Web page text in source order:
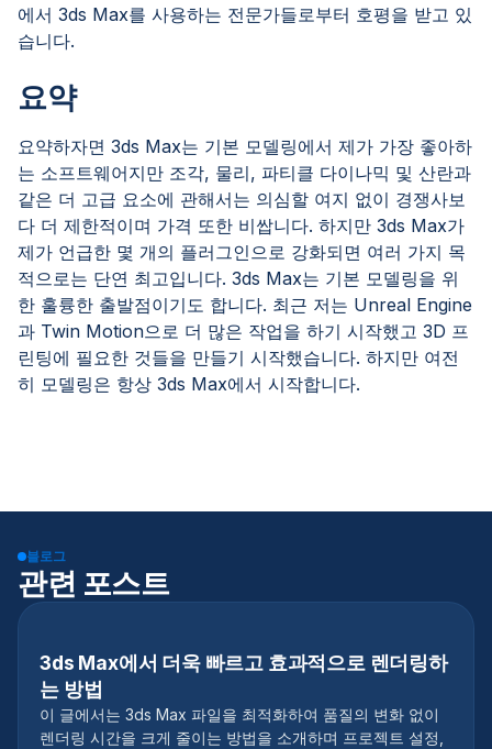
에서 3ds Max를 사용하는 전문가들로부터 호평을 받고 있
습니다.
요약
요약하자면 3ds Max는 기본 모델링에서 제가 가장 좋아하
는 소프트웨어지만 조각, 물리, 파티클 다이나믹 및 산란과
같은 더 고급 요소에 관해서는 의심할 여지 없이 경쟁사보
다 더 제한적이며 가격 또한 비쌉니다. 하지만 3ds Max가
제가 언급한 몇 개의 플러그인으로 강화되면 여러 가지 목
적으로는 단연 최고입니다. 3ds Max는 기본 모델링을 위
한 훌륭한 출발점이기도 합니다. 최근 저는 Unreal Engine
과 Twin Motion으로 더 많은 작업을 하기 시작했고 3D 프
린팅에 필요한 것들을 만들기 시작했습니다. 하지만 여전
히 모델링은 항상 3ds Max에서 시작합니다.
블로그
관련 포스트
3ds Max에서 더욱 빠르고 효과적으로 렌더링하
는 방법
이 글에서는 3ds Max 파일을 최적화하여 품질의 변화 없이
렌더링 시간을 크게 줄이는 방법을 소개하며 프로젝트 설정,